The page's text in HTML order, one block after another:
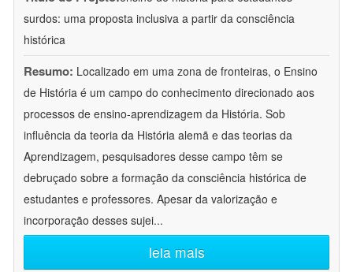
surdos: uma proposta inclusiva a partir da consciência
histórica
Resumo: Localizado em uma zona de fronteiras, o Ensino
de História é um campo do conhecimento direcionado aos
processos de ensino-aprendizagem da História. Sob
influência da teoria da História alemã e das teorias da
Aprendizagem, pesquisadores desse campo têm se
debruçado sobre a formação da consciência histórica de
estudantes e professores. Apesar da valorização e
incorporação desses sujei...
leia mais